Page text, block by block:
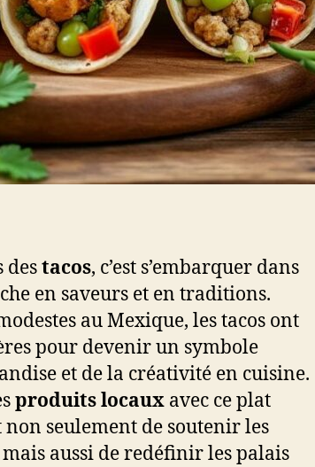
destacos, c’est s’embarquer dans
en saveurs et en traditions.
au Mexique, les tacos ont
pour devenir un symbole
et de la créativité en cuisine.
produits locaux avec ce plat
seulement de soutenir les
aussi de redéfinir les palais